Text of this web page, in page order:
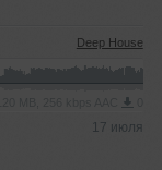
Deep House
17 июля